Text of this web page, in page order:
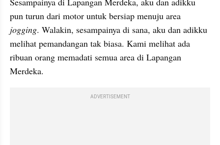
jogging. Walakin, sesampainya di sana, aku dan adikku
melihat pemandangan tak biasa. Kami melihat ada
ribuan orang memadati semua area di Lapangan
Merdeka.
ADVERTISEMENT